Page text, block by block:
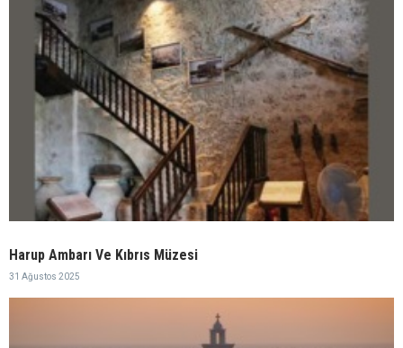
Harup Ambarı Ve Kıbrıs Müzesi
31 Ağustos 2025